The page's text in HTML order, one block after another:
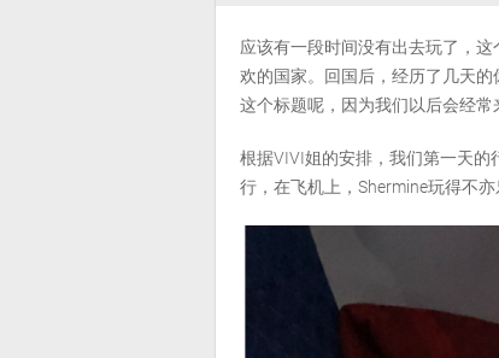
应该有一段时间没有出去玩了，
欢的国家。回国后，经历了几天
这个标题呢，因为我们以后会经常
根据VIVI姐的安排，我们第一天的
行，在飞机上，Shermine玩得不